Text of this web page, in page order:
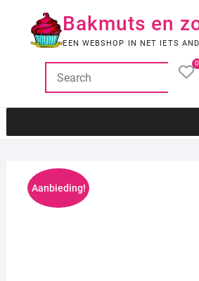
Bakmuts en
EEN WEBSHOP IN NET IETS
0
Aanbieding!